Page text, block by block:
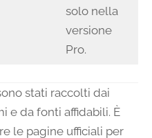
solo nella
versione
Pro.
stati raccolti dai
e da fonti affidabili. È
le pagine ufficiali per